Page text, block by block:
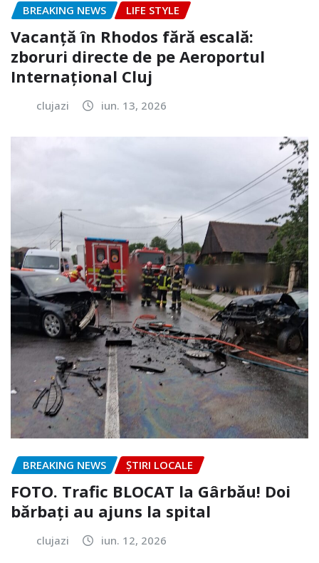
BREAKING NEWS LIFE STYLE
Vacanță în Rhodos fără escală:
zboruri directe de pe Aeroportul
Internațional Cluj
clujazi iun. 13, 2026
BREAKING NEWS ȘTIRI LOCALE
FOTO. Trafic BLOCAT la Gârbău! Doi
bărbați au ajuns la spital
clujazi iun. 12, 2026